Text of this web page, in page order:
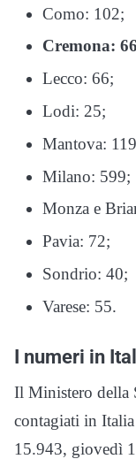
Como: 102;
Cremona: 66
Lecco: 66;
Lodi: 25;
Mantova:
Milano: 599;
Monza e
Pavia: 72;
Sondrio: 40;
Varese: 55.
I numeri in
Il Ministero della
contagiati in
15.943, giovedì